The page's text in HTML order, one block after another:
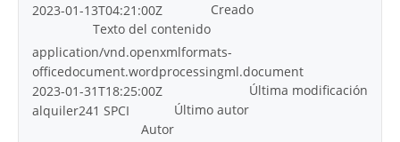
Creado
2023-01-13T04:21:00Z
Texto del contenido
application/vnd.openxmlformats-
officedocument.wordprocessingml.document
Última modificación
2023-01-31T18:25:00Z
Último autor
alquiler241 SPCI
Autor